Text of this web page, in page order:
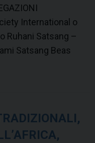
International o
Ruhani Satsang –
Satsang Beas